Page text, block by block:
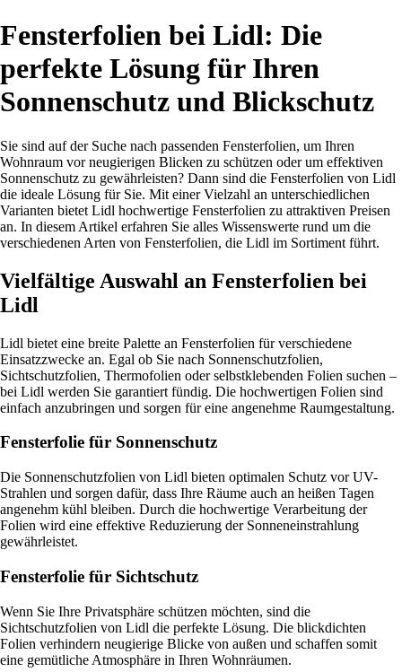
Fensterfolien bei Lidl: Die
perfekte Lösung für Ihren
Sonnenschutz und Blickschutz
Sie sind auf der Suche nach passenden Fensterfolien, um Ihren
Wohnraum vor neugierigen Blicken zu schützen oder um effektiven
Sonnenschutz zu gewährleisten? Dann sind die Fensterfolien von Lidl
die ideale Lösung für Sie. Mit einer Vielzahl an unterschiedlichen
Varianten bietet Lidl hochwertige Fensterfolien zu attraktiven Preisen
an. In diesem Artikel erfahren Sie alles Wissenswerte rund um die
verschiedenen Arten von Fensterfolien, die Lidl im Sortiment führt.
Vielfältige Auswahl an Fensterfolien bei
Lidl
Lidl bietet eine breite Palette an Fensterfolien für verschiedene
Einsatzzwecke an. Egal ob Sie nach Sonnenschutzfolien,
Sichtschutzfolien, Thermofolien oder selbstklebenden Folien suchen –
bei Lidl werden Sie garantiert fündig. Die hochwertigen Folien sind
einfach anzubringen und sorgen für eine angenehme Raumgestaltung.
Fensterfolie für Sonnenschutz
Die Sonnenschutzfolien von Lidl bieten optimalen Schutz vor UV-
Strahlen und sorgen dafür, dass Ihre Räume auch an heißen Tagen
angenehm kühl bleiben. Durch die hochwertige Verarbeitung der
Folien wird eine effektive Reduzierung der Sonneneinstrahlung
gewährleistet.
Fensterfolie für Sichtschutz
Wenn Sie Ihre Privatsphäre schützen möchten, sind die
Sichtschutzfolien von Lidl die perfekte Lösung. Die blickdichten
Folien verhindern neugierige Blicke von außen und schaffen somit
eine gemütliche Atmosphäre in Ihren Wohnräumen.